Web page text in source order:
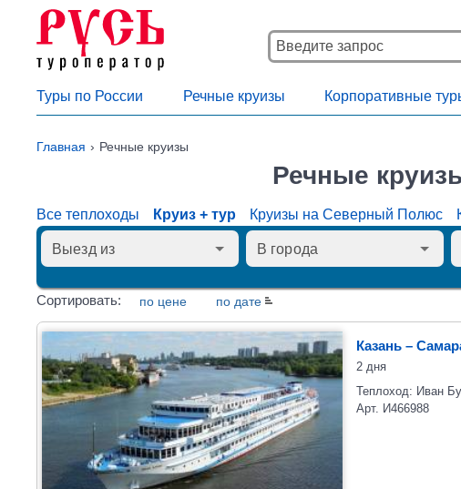
Туры по России Речные круизы Корпоративные
Главная Речные круизы
Речные
Все теплоходы Круиз + тур Круизы на Северный Полюс
Сортировать: по цене по дате
Казань –
2 дня
Теплоход: Иван
Арт. И466988